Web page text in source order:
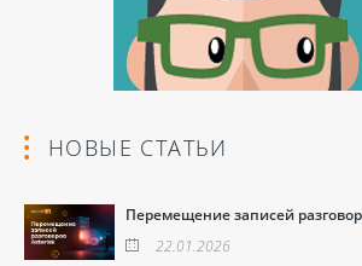
НОВЫЕ СТАТЬИ
Перемещение записей
22.01.2026